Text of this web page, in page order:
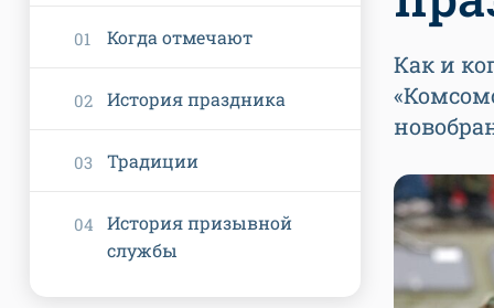
Как и
Когда отмечают
История праздника
Традиции
История призывной
службы